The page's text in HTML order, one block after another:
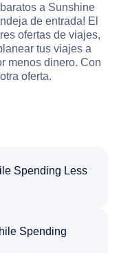
a Sunshine
de entrada! El
ofertas de viajes,
tus viajes a
menos dinero. Con
oferta.
Spending Less
Spending